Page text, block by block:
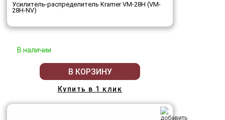
Усилитель-распределитель Kramer VM-28H (VM-
28H-NV)
В наличии
В КОРЗИНУ
Купить в 1 клик